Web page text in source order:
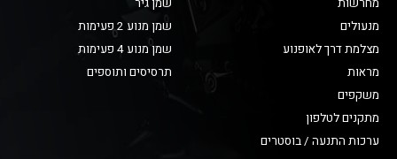
מחרשות
מנעולים
מצלמת דרך לאופנוע
מראות
משקפים
מתקנים לטלפון
ערכות התנעה / בוסטרים
שמן גיר
שמן מנוע 2 פעימות
שמן מנוע 4 פעימות
תרסיסים ותוספים